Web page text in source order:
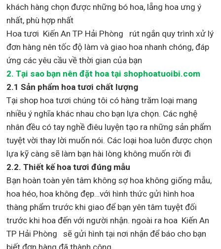
khách hàng chọn được những bó hoa, lẵng hoa ưng ý
nhất, phù hợp nhất
Hoa tươi Kiến An TP Hải Phòng rút ngắn quy trình xử lý
đơn hàng nên tốc độ làm và giao hoa nhanh chóng, đáp
ứng các yêu cầu về thời gian của bạn
2. Tại sao bạn nên đặt hoa tại shophoatuoibi.com
2.1 Sản phẩm hoa tươi chất lượng
Tại shop hoa tươi chúng tôi có hàng trăm loại mang
nhiều ý nghĩa khác nhau cho bạn lựa chọn. Các nghệ
nhân đều có tay nghề điêu luyện tạo ra những sản phẩm
tuyệt vời thay lời muốn nói. Các loại hoa luôn được chọn
lựa kỹ càng sẽ làm bạn hài lòng không muốn rời đi
2.2. Thiết kế hoa tươi đúng mẫu
Bạn hoàn toàn yên tâm không sợ hoa không giống mẫu,
hoa héo, hoa không đẹp…với hình thức gửi hình hoa
thàng phẩm trước khi giao để bạn yên tâm tuyệt đối
trước khi hoa đến với người nhận. ngoài ra hoa Kiến An
TP Hải Phòng sẽ gửi hình tại nơi nhận để báo cho bạn
biết đơn hàng đã thành công.